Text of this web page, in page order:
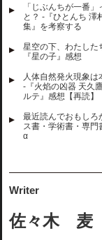
「じぶんちが一番
と？ -『ひとんち 澤
集』を考察する
星空の下、わたした
『星の子』感想
人体自然発火現象は
-『火焰の凶器 天久
ルテ』感想【再読】
最近読んでおもしろ
ス書・学術書・専門
α
Writer
佐々木 麦